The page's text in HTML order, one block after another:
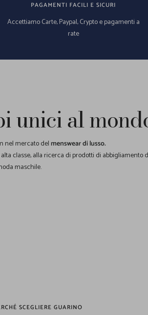
PAGAMENTI FACILI E SICURI
Accettiamo Carte, Paypal, Crypto e pagamenti a
rate
unici al
nel mercato delmenswear di lusso.
classe, alla ricerca di prodotti di abbigliamento
maschile.
SCEGLIERE GUARINO